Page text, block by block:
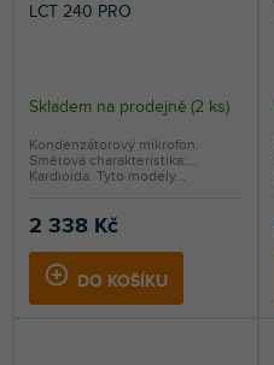
LCT 240 PRO
Skladem na prodejně (2 ks)
2 338 Kč
DO KOŠÍKU
Kondenzátorový mikrofon.
Směrová charakteristika:
Kardioida. Tyto modely...